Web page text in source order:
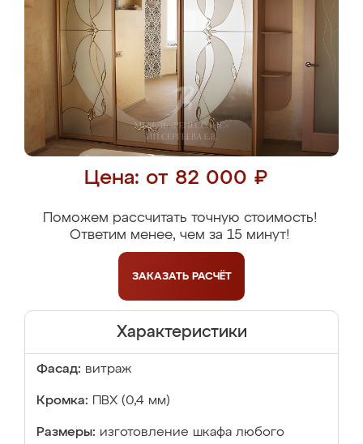
Цена: от 82 000 ₽
Поможем рассчитать точную стоимость!
Ответим менее, чем за 15 минут!
ЗАКАЗАТЬ РАСЧЁТ
Характеристики
Фасад: витраж
Кромка: ПВХ (0,4 мм)
Размеры: изготовление шкафа любого